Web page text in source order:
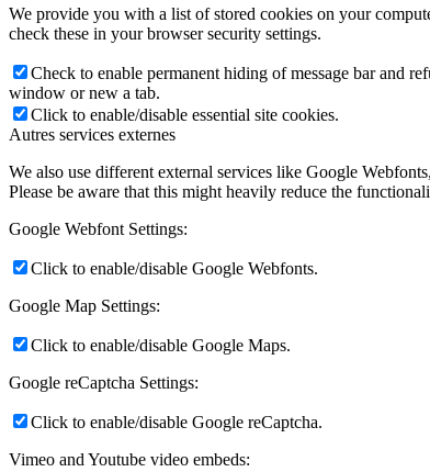
We provide you with a list of stored cookies on your
check these in your browser security settings.
Check to enable permanent hiding of message bar and
window or new a tab.
Click to enable/disable essential site cookies.
Autres services externes
We also use different external services like Google
Please be aware that this might heavily reduce the
Google Webfont Settings:
Click to enable/disable Google Webfonts.
Google Map Settings:
Click to enable/disable Google Maps.
Google reCaptcha Settings:
Click to enable/disable Google reCaptcha.
Vimeo and Youtube video embeds: